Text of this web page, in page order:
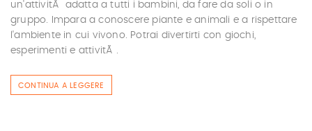
un'attivitÃ adatta a tutti i bambini, da fare da soli o in
gruppo. Impara a conoscere piante e animali e a rispettare
l'ambiente in cui vivono. Potrai divertirti con giochi,
esperimenti e attivitÃ .
CONTINUA A LEGGERE